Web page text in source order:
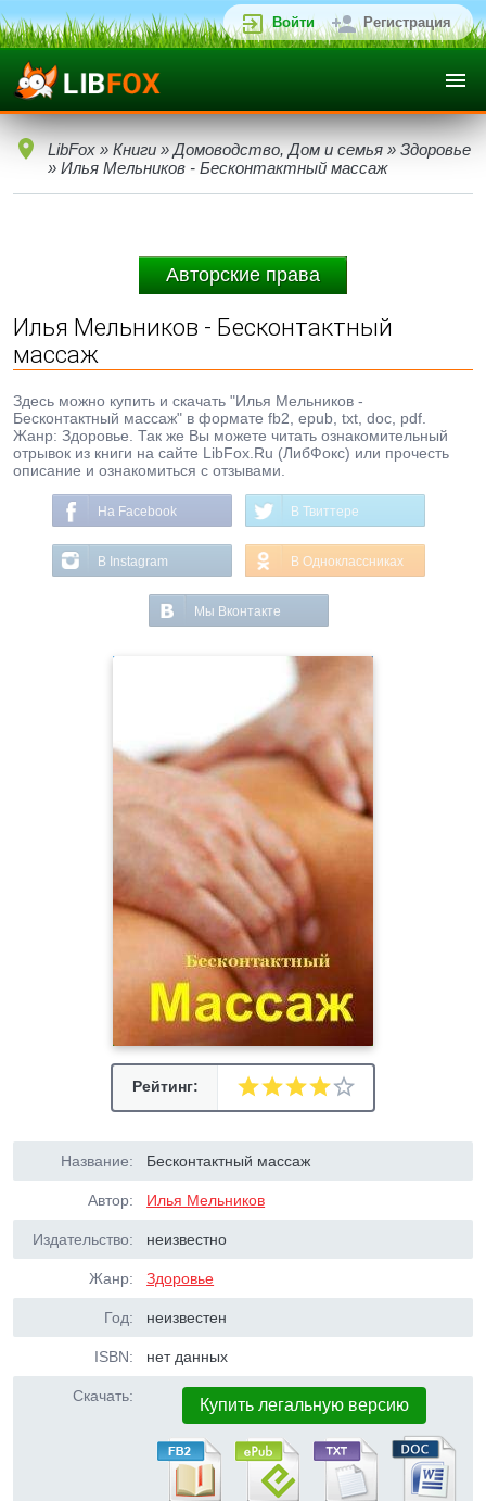
Войти Регистрация
LibFox » Книги » Домоводство, Дом и семья » Здоровье
» Илья Мельников - Бесконтактный массаж
Авторские права
Илья Мельников - Бесконтактный
массаж
Здесь можно купить и скачать "Илья Мельников -
Бесконтактный массаж" в формате fb2, epub, txt, doc, pdf.
Жанр: Здоровье. Так же Вы можете читать ознакомительный
отрывок из книги на сайте LibFox.Ru (ЛибФокс) или прочесть
описание и ознакомиться с отзывами.
На Facebook В Твиттере
В Instagram В Одноклассниках
Мы Вконтакте
Рейтинг:
Название: Бесконтактный массаж
Автор: Илья Мельников
Издательство: неизвестно
Жанр: Здоровье
Год: неизвестен
ISBN: нет данных
Скачать: Купить легальную версию